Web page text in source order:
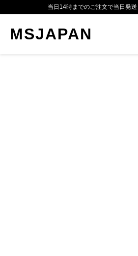
当日14時までのご注文で当日発送
MSJAPAN